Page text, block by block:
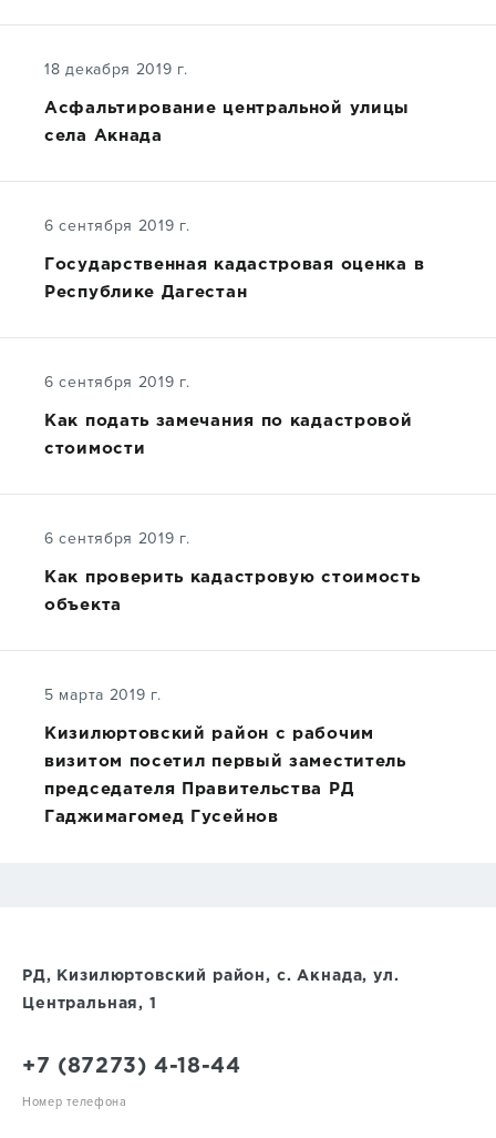
18 декабря 2019 г.
Асфальтирование центральной улицы
села Акнада
6 сентября 2019 г.
Государственная кадастровая оценка в
Республике Дагестан
6 сентября 2019 г.
Как подать замечания по кадастровой
стоимости
6 сентября 2019 г.
Как проверить кадастровую стоимость
объекта
5 марта 2019 г.
Кизилюртовский район с рабочим
визитом посетил первый заместитель
председателя Правительства РД
Гаджимагомед Гусейнов
РД, Кизилюртовский район, с. Акнада, ул.
Центральная, 1
+7 (87273) 4-18-44
Номер телефона